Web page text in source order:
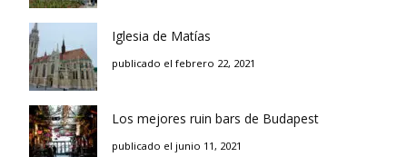
Iglesia de Matías
publicado el febrero 22, 2021
Los mejores ruin bars de Budapest
publicado el junio 11, 2021